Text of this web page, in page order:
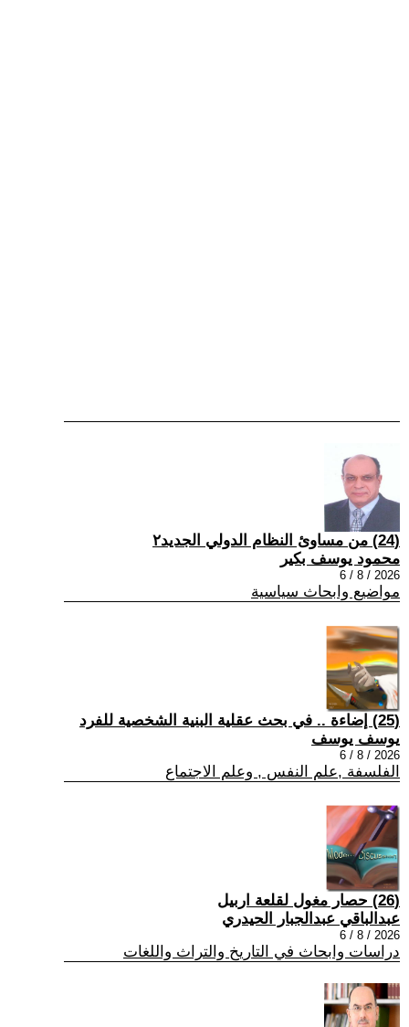
(24) من مساوئ النظام الدولي الجديد٢
محمود يوسف بكير
2026 / 8 / 6
مواضيع وابحاث سياسية
(25) إضاءة .. في بحث عقلية البنية الشخصية للفرد
يوسف يوسف
2026 / 8 / 6
الفلسفة ,علم النفس , وعلم الاجتماع
(26) حصار مغول لقلعة اربيل
عبدالباقي عبدالجبار الحيدري
2026 / 8 / 6
دراسات وابحاث في التاريخ والتراث واللغات